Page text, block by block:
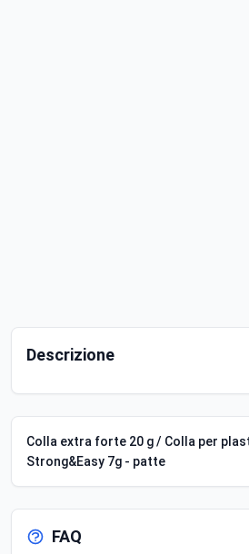
Descrizione
Colla extra forte 20 g / Colla per
Strong&Easy 7g - patte
FAQ